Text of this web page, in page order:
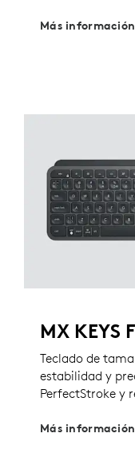
Más información
MX KEYS
Teclado de
estabilidad y
PerfectStroke y
Más información